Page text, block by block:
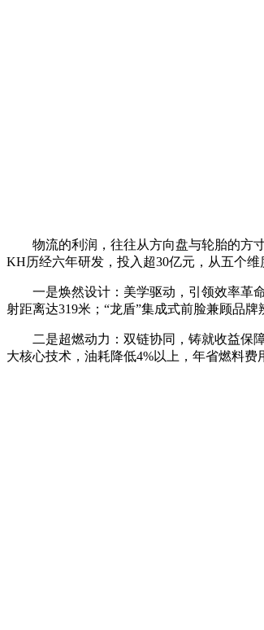
物流的利润，往往从方向盘与轮胎的方寸
KH历经六年研发，投入超30亿元，从五个
一是焕然设计：美学驱动，引领效率革命
射距离达319米；“龙盾”集成式前脸兼顾品
二是超燃动力：双链协同，铸就收益保障
大核心技术，油耗降低4%以上，年省燃料